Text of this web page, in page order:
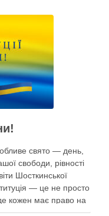
свято — день,
свободи, рівності
Шосткинської
— це не просто
де кожен має право на
мрії під мирним